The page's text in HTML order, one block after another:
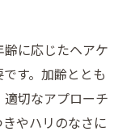
分析
技術
選び
な印象
に応じたヘアケ
す。加齢ととも
切なアプローチ
やハリのなさに